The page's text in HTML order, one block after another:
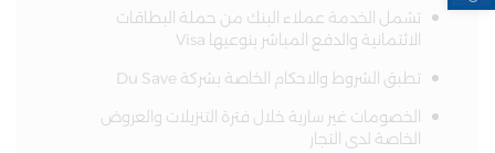
تشمل الخدمة عملاء البنك من حملة البطاقات
الائتمانية والدفع المباشر بنوعيها Visa
تطبق الشروط والاحكام الخاصة بشركة Du Save
الخصومات غير سارية خلال فترة التنزيلات والعروض
الخاصة لدى التجار